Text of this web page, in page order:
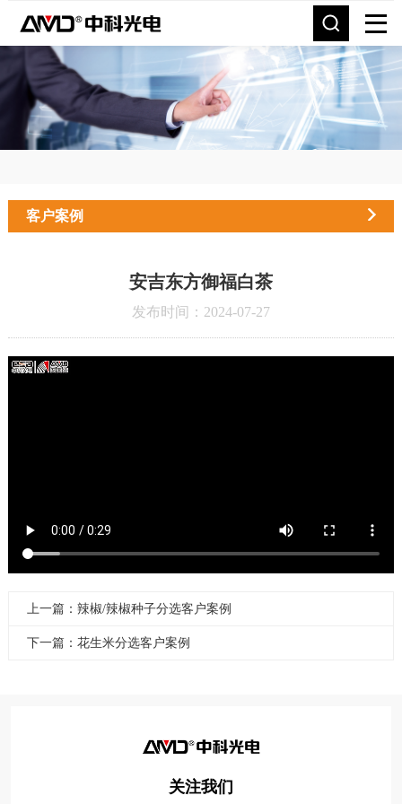
客户案例
安吉东方御福白茶
发布时间：2024-07-27
上一篇：辣椒/辣椒种子分选客户案例
下一篇：花生米分选客户案例
关注我们